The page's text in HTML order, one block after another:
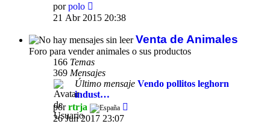
porpolo
último
21 Abr 2015 20:38
Venta de Animales
Foro para vender animales o sus productos
166 Temas
369 Mensajes
Último mensaje Vendo pollitos leghorn
indust…
porrtrja
26 Jun 2017 23:07